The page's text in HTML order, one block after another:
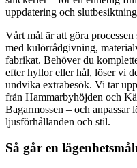
uppdatering och
Vårt mål är att göra
med kulörrådgivning,
fabrikat. Behöver du
efter hyllor eller hål, löser vi
undvika extrabesök. Vi tar
från Hammarbyhöjden och
Bagarmossen – och anpassar
ljusförhållanden och stil.
Så går en